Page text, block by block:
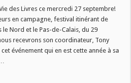
des Livres ce mercredi 27 septembre!
en campagne, festival itinérant de
Nord et le Pas-de-Calais, du 29
recevrons son coordinateur, Tony
événement qui en est cette année à sa